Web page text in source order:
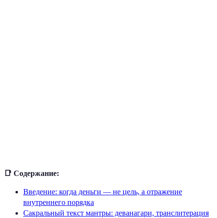
📑 Содержание:
Введение: когда деньги — не цель, а отражение
внутреннего порядка
Сакральный текст мантры: деванагари, транслитерация